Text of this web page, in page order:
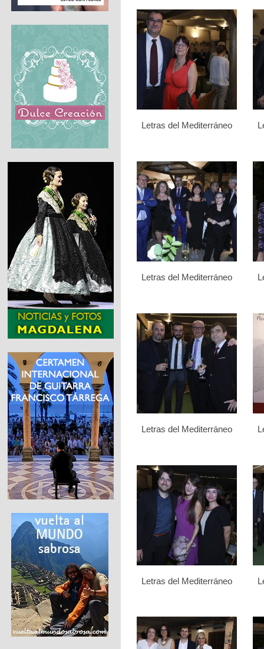
Letras del Mediterráneo
Letras del Mediterráneo
Letras del Mediterráneo
Letras del Mediterráneo